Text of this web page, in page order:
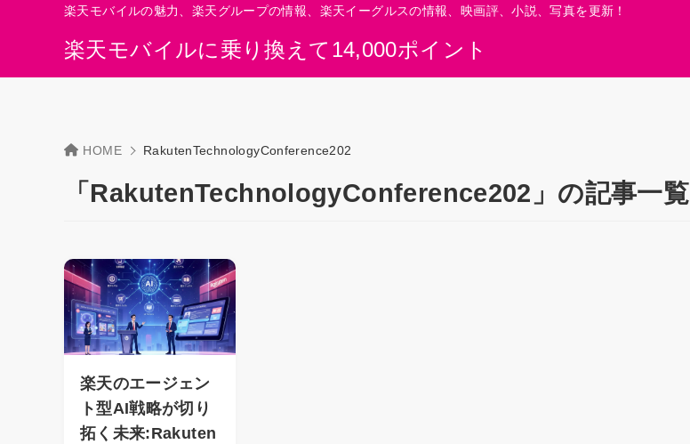
楽天モバイルに乗り換えて14,000ポイント
楽天モバイルの魅力、楽天グループの情報、楽天イーグルスの情報、映画評、小説、写真を更新！
HOME RakutenTechnologyConference202
「RakutenTechnologyConference202」の記事一覧
楽天のエージェン
ト型AI戦略が切り
拓く未来:Rakuten